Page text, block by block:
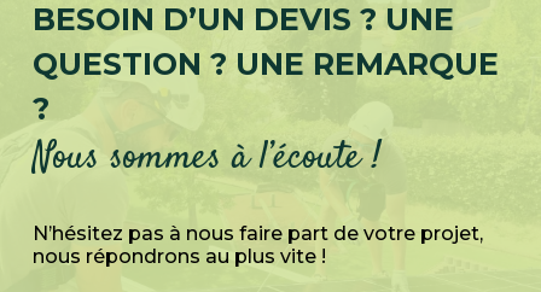
BESOIN D’UN DEVIS ? UNE
QUESTION ? UNE REMARQUE
?
Nous sommes à l’écoute !
N’hésitez pas à nous faire part de votre projet,
nous répondrons au plus vite !